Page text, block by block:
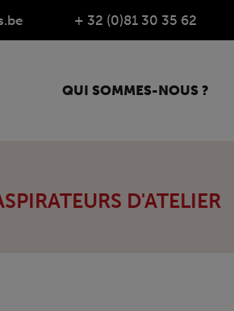
+ 32 (0)81 30 35 62
QUI SOMMES-NOUS ?
D'ATELIER